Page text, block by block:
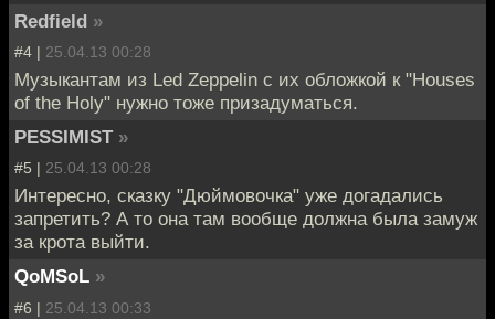
Redfield »
#4 | 25.04.13 00:28
Музыкантам из Led Zeppelin с их обложкой к "Houses
of the Holy" нужно тоже призадуматься.
PESSIMIST »
#5 | 25.04.13 00:28
Интересно, сказку "Дюймовочка" уже догадались
запретить? А то она там вообще должна была замуж
за крота выйти.
QoMSoL »
#6 | 25.04.13 00:33